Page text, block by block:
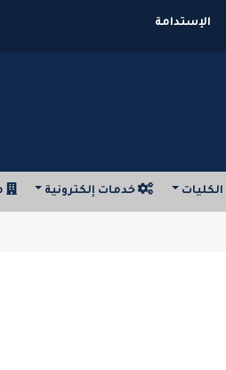
الإستدامة
الكليات خدمات إلكترونية